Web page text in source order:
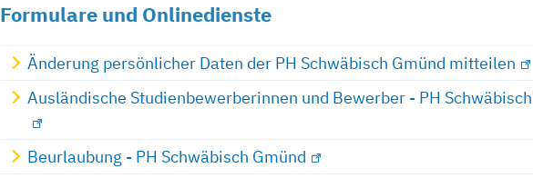
Formulare und Onlinedienste
Änderung persönlicher Daten der PH Schwäbisch Gmünd mitteilen
Ausländische Studienbewerberinnen und Bewerber - PH
Beurlaubung - PH Schwäbisch Gmünd